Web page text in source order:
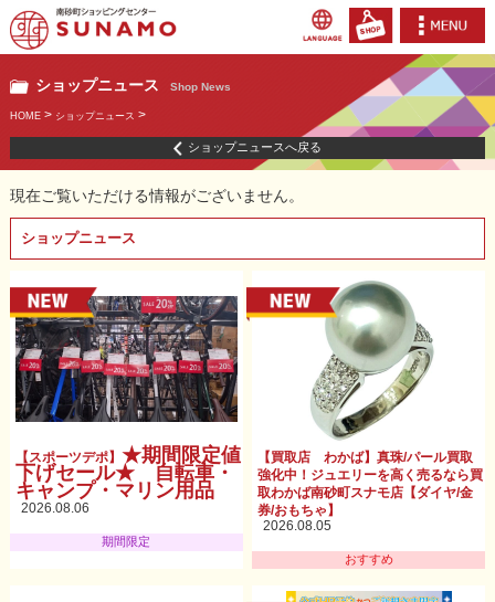
ショップニュース Shop News
HOME> ショップニュース >
ショップニュースへ戻る
現在ご覧いただける情報がございません。
ショップニュース
【スポーツデポ】 ★期間限定値
下げセール★ 自転車・
キャンプ・マリン用品
2026.08.06
期間限定
【買取店 わかば】真珠/パール買取
強化中！ジュエリーを高く売るなら買
取わかば南砂町スナモ店【ダイヤ/金
券/おもちゃ】
2026.08.05
おすすめ